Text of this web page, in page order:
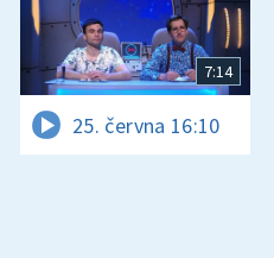
7:14
25. června 16:10